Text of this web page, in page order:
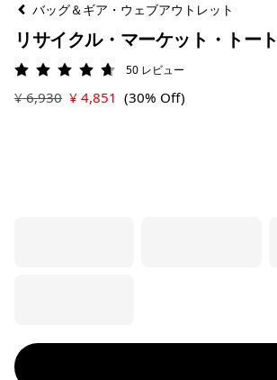
バッグ＆ギア・ウェブアウトレット
リサイクル・マーケット・トート
評価: 4.7 / 5
50 レビュー
¥ 6,930 ¥ 4,851 (30% Off)